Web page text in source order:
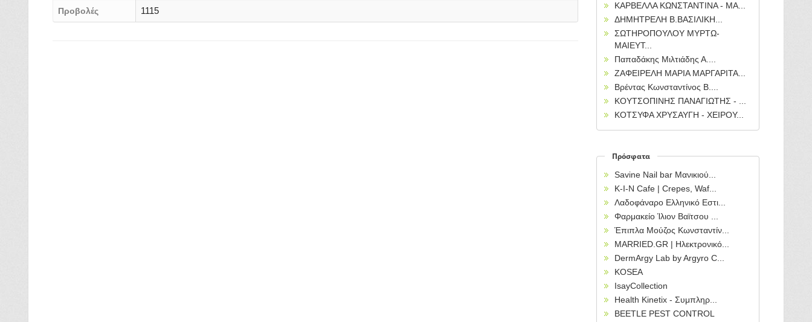
Προβολές 1115
ΚΑΡΒΕΛΛΑ ΚΩΝΣΤΑΝΤΙΝΑ - ΜΑ...
ΔΗΜΗΤΡΕΛΗ Β.ΒΑΣΙΛΙΚΗ...
ΣΩΤΗΡΟΠΟΥΛΟΥ ΜΥΡΤΩ-
ΜΑΙΕΥΤ...
Παπαδάκης Μιλτιάδης Α....
ΖΑΦΕΙΡΕΛΗ ΜΑΡΙΑ ΜΑΡΓΑΡΙΤΑ...
Βρέντας Κωνσταντίνος Β....
ΚΟΥΤΣΟΠΙΝΗΣ ΠΑΝΑΓΙΩΤΗΣ - ...
ΚΟΤΣΥΦΑ ΧΡΥΣΑΥΓΗ - XEΙΡΟΥ...
Πρόσφατα
Savine Nail bar Μανικιού...
Κ-Ι-Ν Cafe | Crepes, Waf...
Λαδοφάναρο Ελληνικό Εστι...
Φαρμακείο Ίλιον Βαϊτσου ...
Έπιπλα Μούζος Κωνσταντίν...
MARRIED.GR | Ηλεκτρονικό...
DermArgy Lab by Argyro C...
KOSEA
IsayCollection
Health Kinetix - Συμπληρ...
BEETLE PEST CONTROL